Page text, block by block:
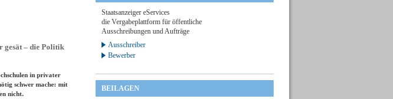
gesät – die Politik
in privater
schwer mache: mit
nicht.
Staatsanzeiger eServices
die Vergabeplattform für öffentliche
Ausschreibungen und Aufträge
Ausschreiber
Bewerber
BEILAGEN